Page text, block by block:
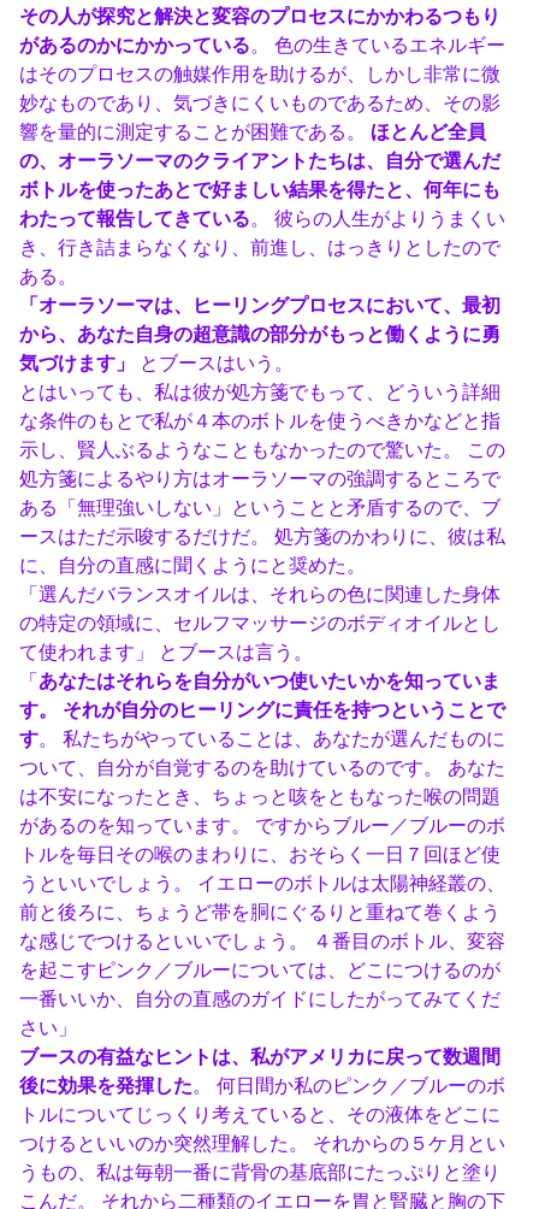
その人が探究と解決と変容のプロセスにかかわるつもり
があるのかにかかっている。 色の生きているエネルギー
はそのプロセスの触媒作用を助けるが、しかし非常に微
妙なものであり、気づきにくいものであるため、その影
響を量的に測定することが困難である。 ほとんど全員
の、オーラソーマのクライアントたちは、自分で選んだ
ボトルを使ったあとで好ましい結果を得たと、何年にも
わたって報告してきている。 彼らの人生がよりうまくい
き、行き詰まらなくなり、前進し、はっきりとしたので
ある。
「オーラソーマは、ヒーリングプロセスにおいて、最初
から、あなた自身の超意識の部分がもっと働くように勇
気づけます」
とブースはいう。
とはいっても、私は彼が処方箋でもって、どういう詳細
な条件のもとで私が４本のボトルを使うべきかなどと指
示し、賢人ぶるようなこともなかったので驚いた。 この
処方箋によるやり方はオーラソーマの強調するところで
ある「無理強いしない」ということと矛盾するので、ブ
ースはただ示唆するだけだ。 処方箋のかわりに、彼は私
に、自分の直感に聞くようにと奨めた。
「選んだバランスオイルは、それらの色に関連した身体
の特定の領域に、セルフマッサージのボディオイルとし
て使われます」 とブースは言う。
「 あなたはそれらを自分がいつ使いたいかを知っていま
す。 それが自分のヒーリングに責任を持つということで
す。 私たちがやっていることは、あなたが選んだものに
ついて、自分が自覚するのを助けているのです。 あなた
は不安になったとき、ちょっと咳をともなった喉の問題
があるのを知っています。 ですからブルー／ブルーのボ
トルを毎日その喉のまわりに、おそらく一日７回ほど使
うといいでしょう。 イエローのボトルは太陽神経叢の、
前と後ろに、ちょうど帯を胴にぐるりと重ねて巻くよう
な感じでつけるといいでしょう。 ４番目のボトル、変容
を起こすピンク／ブルーについては、どこにつけるのが
一番いいか、自分の直感のガイドにしたがってみてくだ
さい」
ブースの有益なヒントは、私がアメリカに戻って数週間
後に効果を発揮した。 何日間か私のピンク／ブルーのボ
トルについてじっくり考えていると、その液体をどこに
つけるといいのか突然理解した。 それからの５ケ月とい
うもの、私は毎朝一番に背骨の基底部にたっぷりと塗り
こんだ。 それから二種類のイエローを胃と腎臓と胸の下